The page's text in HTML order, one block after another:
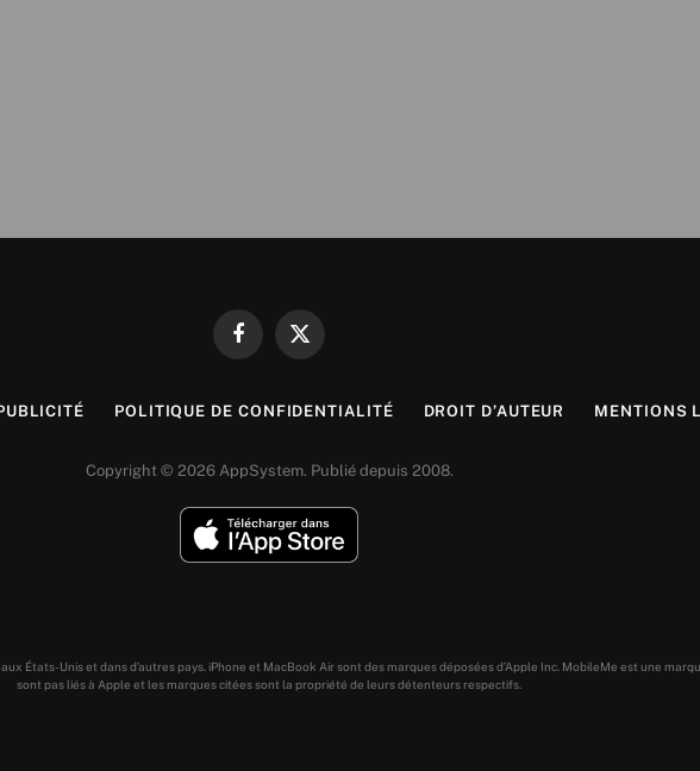
FacebookX
POLITIQUE DE CONFIDENTIALITÉ DROIT D’AUTEUR MENTIONS
Copyright © 2026 AppSystem. Publié depuis 2008.
États-Unis et dans d’autres pays. iPhone et MacBook Air sont des marques déposées d’Apple Inc. MobileMe est une
sont pas liés à Apple et les marques citées sont la propriété de leurs détenteurs respectifs.